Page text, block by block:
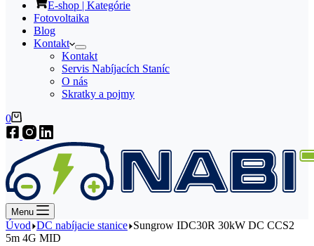
E-shop | Kategórie
Fotovoltaika
Blog
Kontakt
Kontakt
Servis Nabíjacích Staníc
O nás
Skratky a pojmy
Nákupný
košík
0
Menu
Úvod DC nabíjacie stanice Sungrow IDC30R 30kW DC CCS2
5m 4G MID